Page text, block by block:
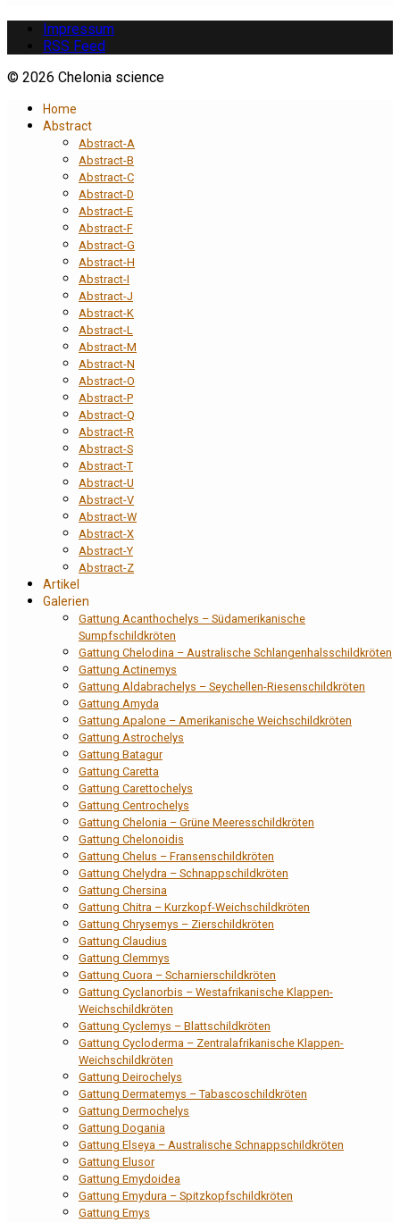
Impressum
RSS Feed
© 2026 Chelonia science
Home
Abstract
Abstract-A
Abstract-B
Abstract-C
Abstract-D
Abstract-E
Abstract-F
Abstract-G
Abstract-H
Abstract-I
Abstract-J
Abstract-K
Abstract-L
Abstract-M
Abstract-N
Abstract-O
Abstract-P
Abstract-Q
Abstract-R
Abstract-S
Abstract-T
Abstract-U
Abstract-V
Abstract-W
Abstract-X
Abstract-Y
Abstract-Z
Artikel
Galerien
Gattung Acanthochelys – Südamerikanische
Sumpfschildkröten
Gattung Chelodina – Australische Schlangenhalsschildkröten
Gattung Actinemys
Gattung Aldabrachelys – Seychellen-Riesenschildkröten
Gattung Amyda
Gattung Apalone – Amerikanische Weichschildkröten
Gattung Astrochelys
Gattung Batagur
Gattung Caretta
Gattung Carettochelys
Gattung Centrochelys
Gattung Chelonia – Grüne Meeresschildkröten
Gattung Chelonoidis
Gattung Chelus – Fransenschildkröten
Gattung Chelydra – Schnappschildkröten
Gattung Chersina
Gattung Chitra – Kurzkopf-Weichschildkröten
Gattung Chrysemys – Zierschildkröten
Gattung Claudius
Gattung Clemmys
Gattung Cuora – Scharnierschildkröten
Gattung Cyclanorbis – Westafrikanische Klappen-
Weichschildkröten
Gattung Cyclemys – Blattschildkröten
Gattung Cycloderma – Zentralafrikanische Klappen-
Weichschildkröten
Gattung Deirochelys
Gattung Dermatemys – Tabascoschildkröten
Gattung Dermochelys
Gattung Dogania
Gattung Elseya – Australische Schnappschildkröten
Gattung Elusor
Gattung Emydoidea
Gattung Emydura – Spitzkopfschildkröten
Gattung Emys